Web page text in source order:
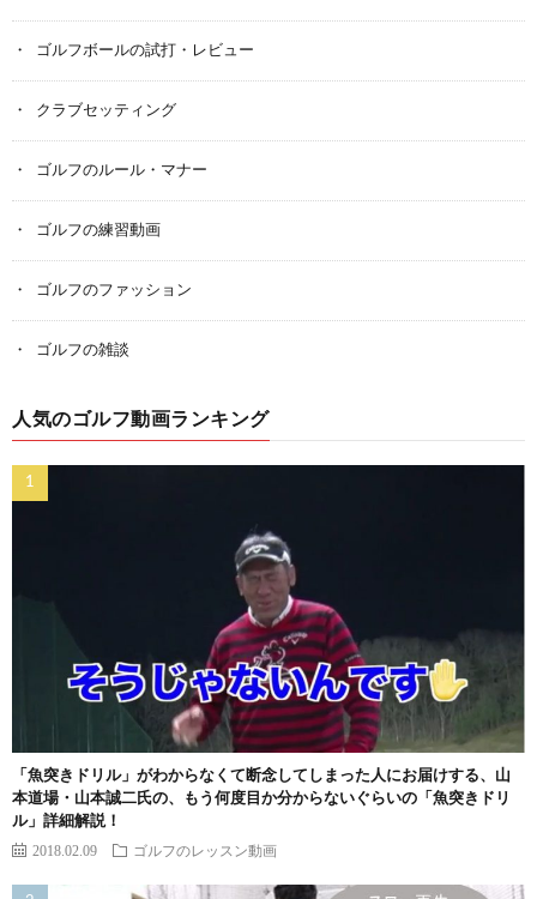
ゴルフボールの試打・レビュー
クラブセッティング
ゴルフのルール・マナー
ゴルフの練習動画
ゴルフのファッション
ゴルフの雑談
人気のゴルフ動画ランキング
「魚突きドリル」がわからなくて断念してしまった人にお届けする、山
本道場・山本誠二氏の、もう何度目か分からないぐらいの「魚突きドリ
ル」詳細解説！
2018.02.09 ゴルフのレッスン動画